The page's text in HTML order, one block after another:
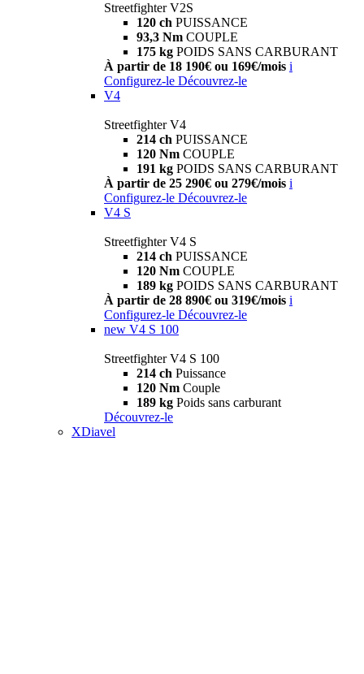
Streetfighter V2S
120 ch PUISSANCE
93,3 Nm COUPLE
175 kg POIDS SANS CARBURANT
À partir de 18 190€ ou 169€/mois i
Configurez-le Découvrez-le
V4
Streetfighter V4
214 ch PUISSANCE
120 Nm COUPLE
191 kg POIDS SANS CARBURANT
À partir de 25 290€ ou 279€/mois i
Configurez-le Découvrez-le
V4 S
Streetfighter V4 S
214 ch PUISSANCE
120 Nm COUPLE
189 kg POIDS SANS CARBURANT
À partir de 28 890€ ou 319€/mois i
Configurez-le Découvrez-le
new V4 S 100
Streetfighter V4 S 100
214 ch Puissance
120 Nm Couple
189 kg Poids sans carburant
Découvrez-le
XDiavel